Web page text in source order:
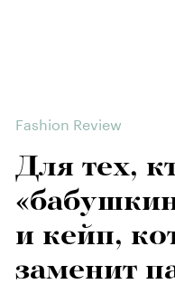
Fashion Review
Для тех,
и кейп,
заменит